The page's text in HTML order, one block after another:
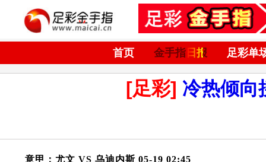
首页 金手指日报 足彩单
[足彩] 冷热倾向
意甲：尤文 VS 乌迪内斯 05-19 02:45